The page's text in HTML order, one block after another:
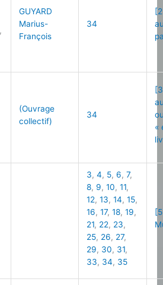
,
GUYARD
Marius-
François
34
(Ouvrage
collectif)
34
«
3,4, 5,6,7,
8, 9,10,11,
12,13,14,15,
16,17,18,19,
21, 22, 23,
25, 26, 27,
29, 30, 31,
33, 34, 35